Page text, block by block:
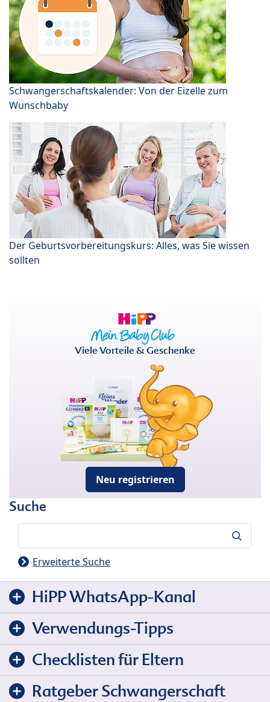
Schwangerschaftskalender: Von der Eizelle zum
Wunschbaby
Der Geburtsvorbereitungskurs: Alles, was Sie wissen
sollten
Viele Vorteile & Geschenke
Neu registrieren
Suche
Erweiterte Suche
HiPP WhatsApp-Kanal
Verwendungs-Tipps
Checklisten für Eltern
Ratgeber Schwangerschaft